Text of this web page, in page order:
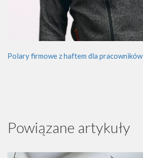
Polary firmowe z haftem dla pracowników
Powiązane artykuły